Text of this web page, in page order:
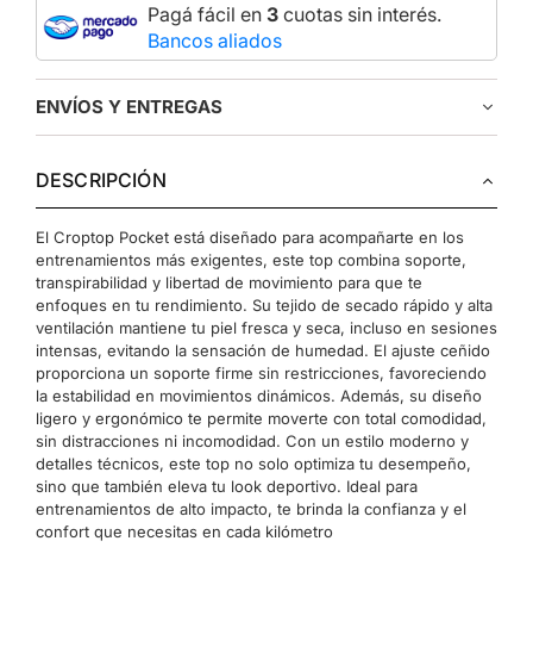
Pagá fácil en 3 cuotas sin interés.
Bancos aliados
ENVÍOS Y ENTREGAS
DESCRIPCIÓN
El Croptop Pocket está diseñado para acompañarte en los
entrenamientos más exigentes, este top combina soporte,
transpirabilidad y libertad de movimiento para que te
enfoques en tu rendimiento. Su tejido de secado rápido y alta
ventilación mantiene tu piel fresca y seca, incluso en sesiones
intensas, evitando la sensación de humedad. El ajuste ceñido
proporciona un soporte firme sin restricciones, favoreciendo
la estabilidad en movimientos dinámicos. Además, su diseño
ligero y ergonómico te permite moverte con total comodidad,
sin distracciones ni incomodidad. Con un estilo moderno y
detalles técnicos, este top no solo optimiza tu desempeño,
sino que también eleva tu look deportivo. Ideal para
entrenamientos de alto impacto, te brinda la confianza y el
confort que necesitas en cada kilómetro